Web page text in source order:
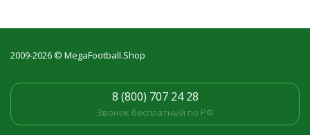
2009-2026 © MegaFootball.Shop
8 (800) 707 24 28
Звонок бесплатный по РФ